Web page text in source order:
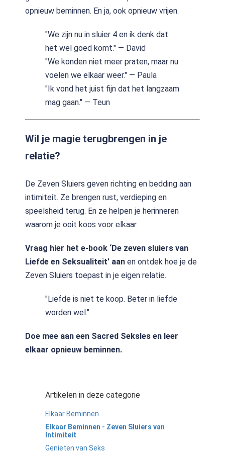
opnieuw beminnen. En ja, ook opnieuw vrijen.
"We zijn nu in sluier 4 en ik denk dat
het wel goed komt." — David
"We konden niet meer praten, maar nu
voelen we elkaar weer." — Paula
"Ik vond het juist fijn dat het langzaam
mag gaan." — Teun
Wil je magie terugbrengen in je
relatie?
De Zeven Sluiers geven richting en bedding aan
intimiteit. Ze brengen rust, verdieping en
speelsheid terug. En ze helpen je herinneren
waarom je ooit koos voor elkaar.
Vraag hier het e-book ‘De zeven sluiers van
Liefde en Seksualiteit’ aan en ontdek hoe je de
Zeven Sluiers toepast in je eigen relatie.
"Liefde is niet te koop. Beter in liefde
worden wel."
Doe mee aan een Sacred Seksles en leer
elkaar opnieuw beminnen.
Artikelen in deze categorie
Elkaar Beminnen
Elkaar Beminnen - Zeven Sluiers van
Intimiteit
Genieten van Seks